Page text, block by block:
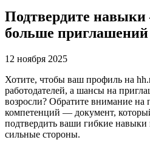
Подтвердите
больше приглашений
12 ноября 2025
Хотите, чтобы ваш профиль на
работодателей, а шансы на
возросли? Обратите внимание на
компетенций — документ,
подтвердить ваши гибкие навыки
сильные стороны.